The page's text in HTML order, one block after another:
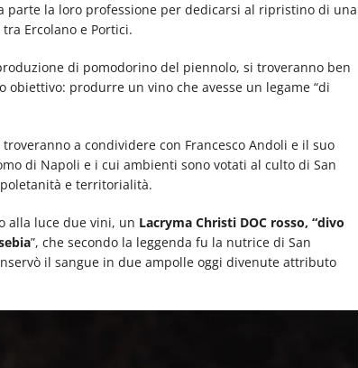
parte la loro professione per dedicarsi al ripristino di una
Ercolano e Portici.
di pomodorino del piennolo, si troveranno ben
produrre un vino che avesse un legame “di
a condividere con Francesco Andoli e il suo
di Napoli e i cui ambienti sono votati al culto di San
e territorialità.
alla luce due vini, un Lacryma Christi DOC rosso, “divo
”, che secondo la leggenda fu la nutrice di San
il sangue in due ampolle oggi divenute attributo